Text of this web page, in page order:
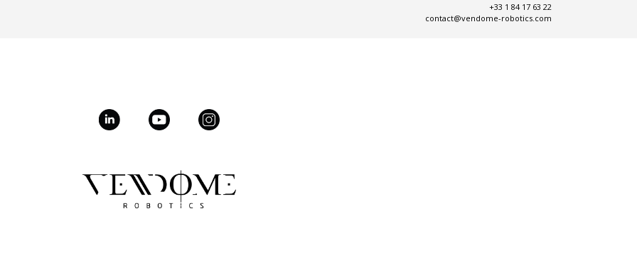
+33 1 84 17 63 22
contact@vendome-robotics.com